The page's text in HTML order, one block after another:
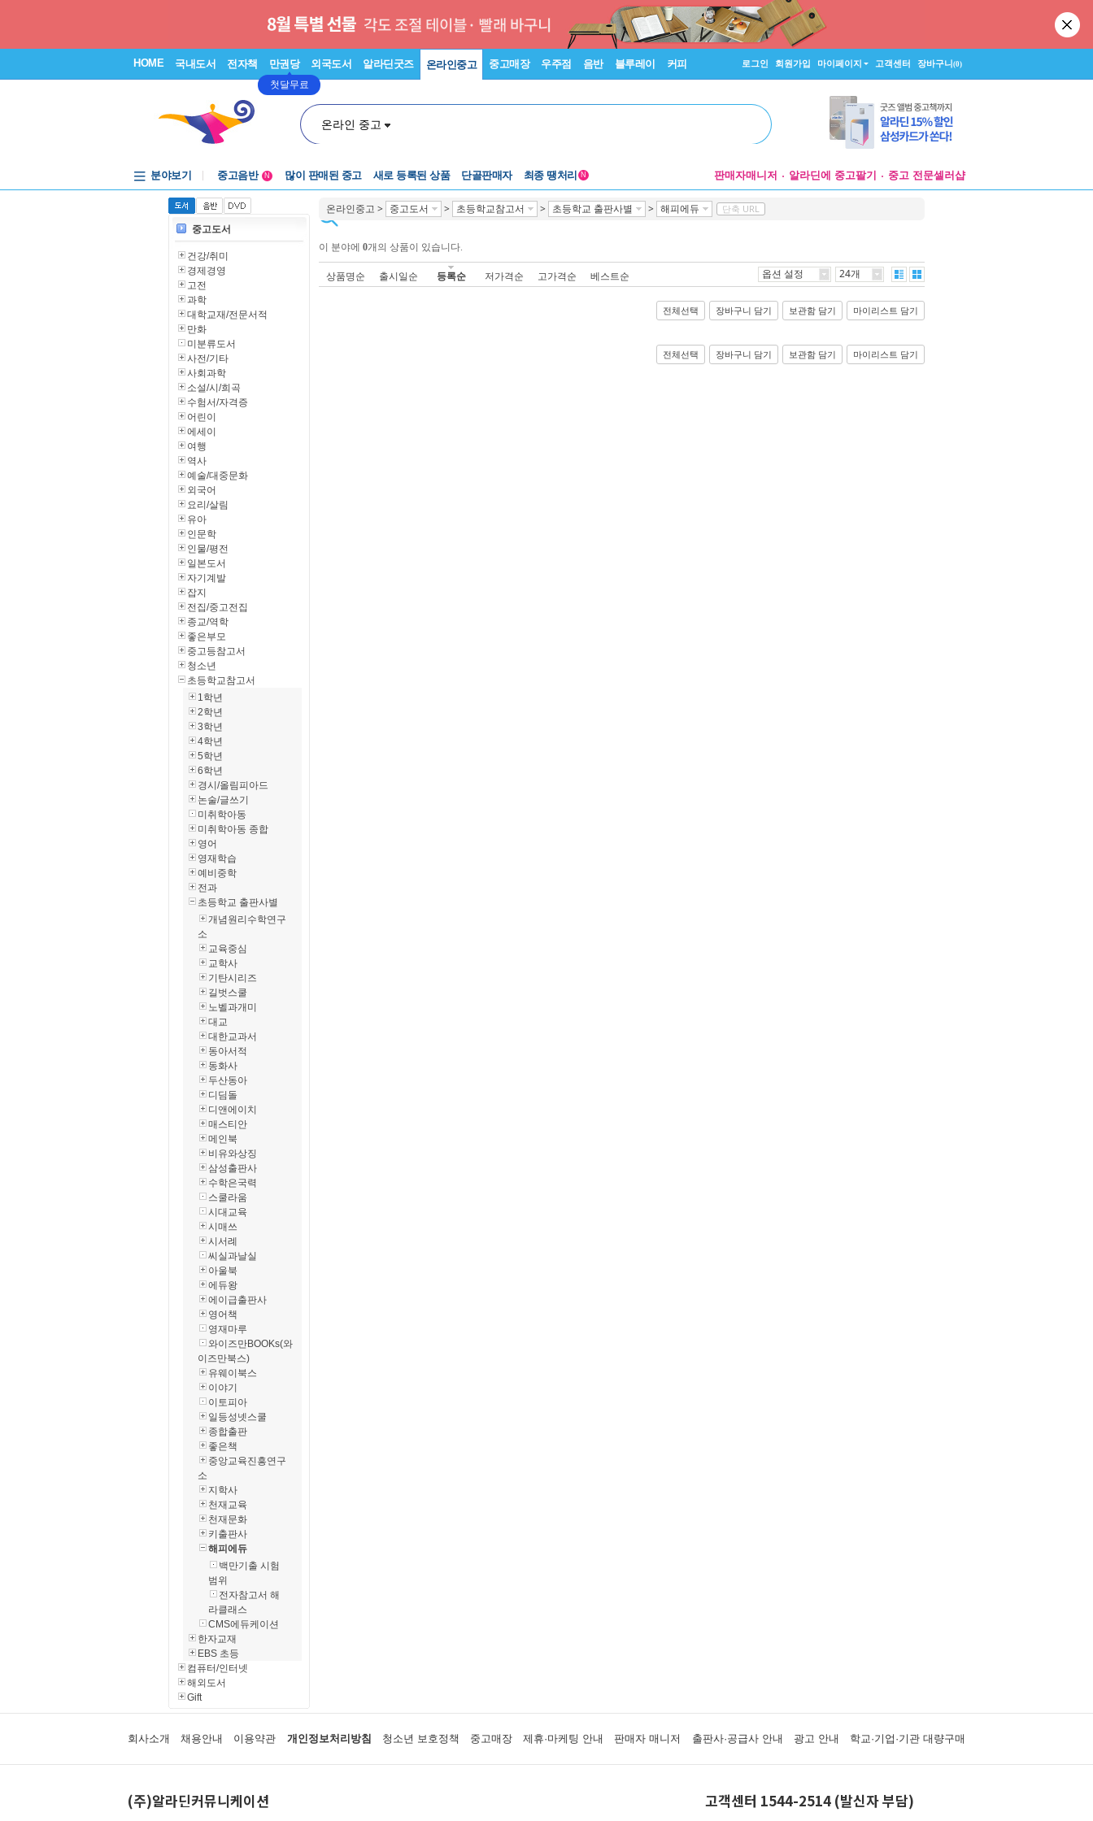
HOME 국내도서 전자책 만권당
첫달무료
외국도서 알라딘굿즈 온라인중고 중고매장 우주점 음반 블루레이 커피 로그인 회원가입 마이페이지 고객센터 장바구니(0)
온라인 중고
분야보기
중고음반
1천원부터
중고음반
N 많이 판매된 중고 새로 등록된 상품 단골판매자 최종 땡처리 N 판매자매니저 알라딘에 중고팔기 중고 전문셀러샵
온라인중고 > 중고도서 > 초등학교참고서 > 초등학교 출판사별 > 해피에듀 단축 URL
이 분야에 0개의 상품이 있습니다.
상품명순 출시일순 등록순 저가격순 고가격순 베스트순 옵션 설정 24개
전체선택 장바구니 담기 보관함 담기 마이리스트 담기
전체선택 장바구니 담기 보관함 담기 마이리스트 담기
중고도서
건강/취미
경제경영
고전
과학
대학교재/전문서적
만화
미분류도서
사전/기타
사회과학
소설/시/희곡
수험서/자격증
어린이
에세이
여행
역사
예술/대중문화
외국어
요리/살림
유아
인문학
인물/평전
일본도서
자기계발
잡지
전집/중고전집
종교/역학
좋은부모
중고등참고서
청소년
초등학교참고서
1학년
2학년
3학년
4학년
5학년
6학년
경시/올림피아드
논술/글쓰기
미취학아동
미취학아동 종합
영어
영재학습
예비중학
전과
초등학교 출판사별
개념원리수학연구
소
교육중심
교학사
기탄시리즈
길벗스쿨
노벨과개미
대교
대한교과서
동아서적
동화사
두산동아
디딤돌
디앤에이치
매스티안
메인북
비유와상징
삼성출판사
수학은국력
스쿨라움
시대교육
시매쓰
시서례
씨실과날실
아울북
에듀왕
에이급출판사
영어책
영재마루
와이즈만BOOKs(와
이즈만북스)
유웨이북스
이야기
이토피아
일등성넷스쿨
종합출판
좋은책
중앙교육진흥연구
소
지학사
천재교육
천재문화
키출판사
해피에듀
백만기출 시험
범위
전자참고서 해
라클래스
CMS에듀케이션
한자교재
EBS 초등
컴퓨터/인터넷
해외도서
Gift
회사소개 채용안내 이용약관 개인정보처리방침 청소년 보호정책 중고매장 제휴·마케팅 안내 판매자 매니저 출판사·공급사 안내 광고 안내 학교·기업·기관 대량구매
(주)알라딘커뮤니케이션 고객센터 1544-2514 (발신자 부담)